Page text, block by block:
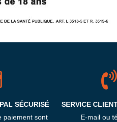
SÉCURISÉ
paiement sont
SERVICE
E-mail ou